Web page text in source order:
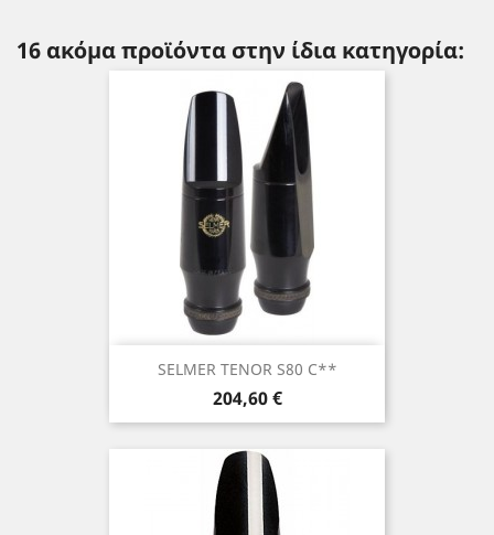
16 ακόμα προϊόντα στην ίδια κατηγορία:
SELMER TENOR S80 C**
Τιμή
204,60 €